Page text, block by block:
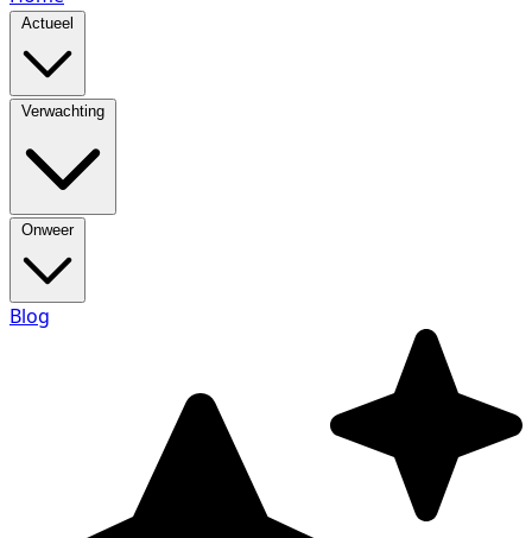
Actueel
Verwachting
Onweer
Blog